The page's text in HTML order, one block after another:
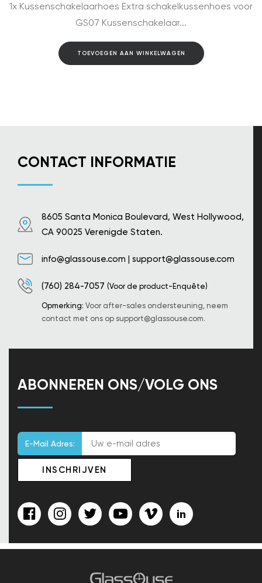
1x Kussenschakelaarhoes Extra schakelkussenhoes voor
GS07 Kussenschakelaar...
TOEVOEGEN AAN WINKELWAGEN
CONTACT INFORMATIE
8605 Santa Monica Boulevard, West Hollywood,
CA 90025 Verenigde Staten.
info@glassouse.com | support@glassouse.com
(760) 284-7057 (Voor de product-Enquête)
Opmerking: Voor after-sales ondersteuning, neem
contact met ons op support@glassouse.com.
ABONNEREN ONS/VOLG ONS
E-Mail Adres: